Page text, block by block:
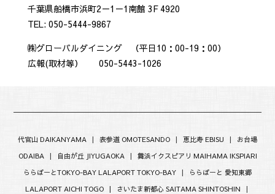
千葉県船橋市浜町2－1－1南館 3F 4920
TEL: 050-5444-9867
㈱グローバルダイニング （平日10：00-19：00）
広報(取材等） 050-5443-1026
代官山 DAIKANYAMA | 表参道 OMOTESANDO | 恵比寿 EBISU | お台場
ODAIBA| 自由が丘 JIYUGAOKA | 舞浜イクスピアリ MAIHAMA IKSPIARI
ららぽーとTOKYO-BAY LALAPORT TOKYO-BAY |
ららぽーと 愛知東郷
LALAPORT AICHI TOGO |
さいたま新都心 SAITAMA SHINTOSHIN |